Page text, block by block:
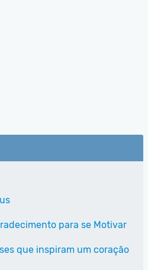
para se Motivar
que inspiram um coração